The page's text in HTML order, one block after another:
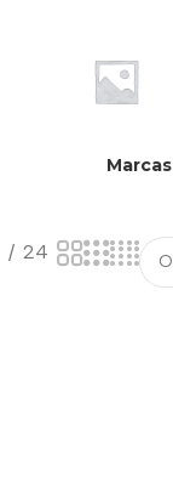
Marcas
24